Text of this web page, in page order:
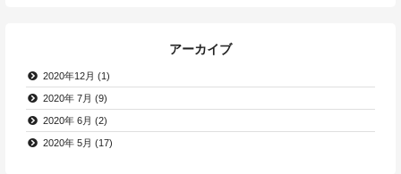
アーカイブ
2020年12月 (1)
2020年 7月 (9)
2020年 6月 (2)
2020年 5月 (17)